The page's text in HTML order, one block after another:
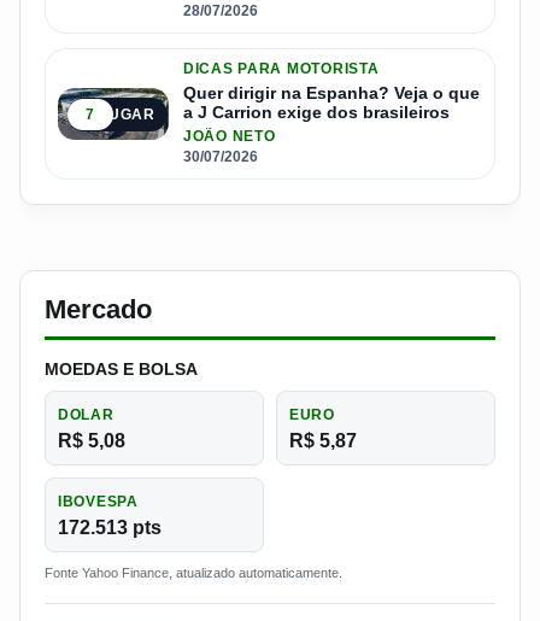
28/07/2026
5º LUGAR
7
DICAS PARA MOTORISTA
Quer dirigir na Espanha? Veja o que
a J Carrion exige dos brasileiros
JOÃO NETO
30/07/2026
Mercado
MOEDAS E BOLSA
DOLAR
R$ 5,08
EURO
R$ 5,87
IBOVESPA
172.513 pts
Fonte Yahoo Finance, atualizado automaticamente.